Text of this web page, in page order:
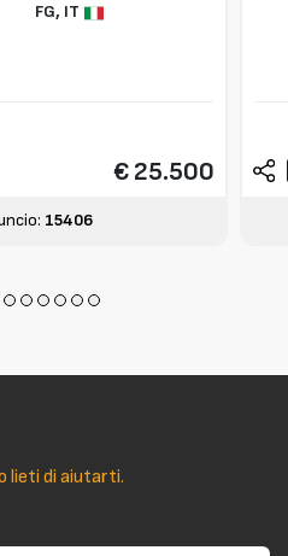
FG, IT
€ 25.500
15406
lieti di aiutarti.